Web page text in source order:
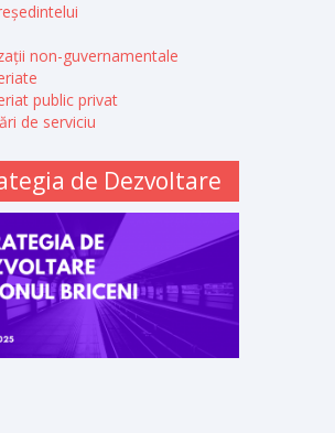
non-guvernamentale
public privat
de serviciu
de Dezvoltare